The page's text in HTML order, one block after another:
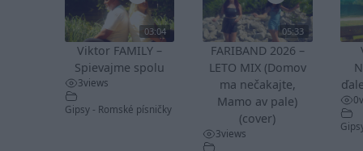
03:04
Viktor FAMILY –
Spievajme spolu
3views
Gipsy - Romské písničky
05:33
FARIBAND 2026 –
LETO MIX (Domov
ma nečakajte,
Mamo av pale)
(cover)
3views
0